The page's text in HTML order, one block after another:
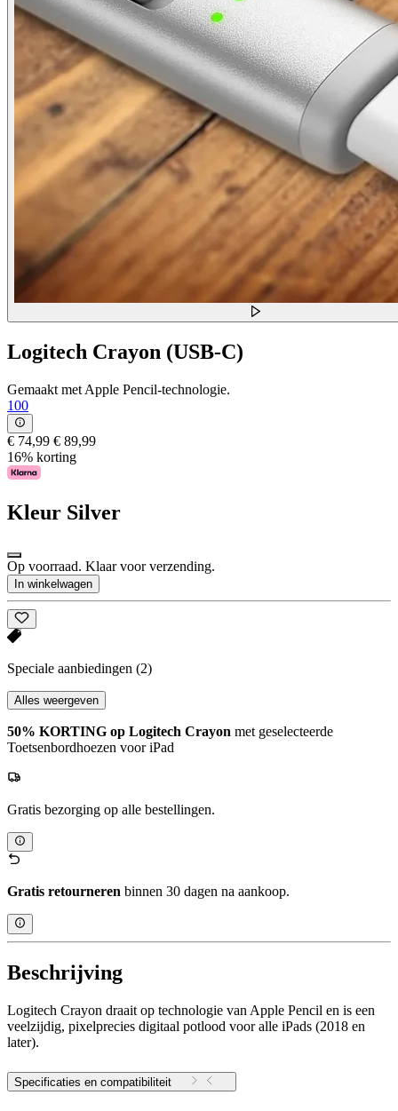
Logitech Crayon (USB-C)
Gemaakt met Apple Pencil-technologie.
100
€ 74,99 € 89,99
16% korting
Kleur Silver
Op voorraad. Klaar voor verzending.
In winkelwagen
Speciale aanbiedingen (2)
Alles weergeven
50% KORTING op Logitech Crayon met geselecteerde
Toetsenbordhoezen voor iPad
Gratis bezorging op alle bestellingen.
Gratis retourneren binnen 30 dagen na aankoop.
Beschrijving
Logitech Crayon draait op technologie van Apple Pencil en is een
veelzijdig, pixelprecies digitaal potlood voor alle iPads (2018 en
later).
Specificaties en compatibiliteit